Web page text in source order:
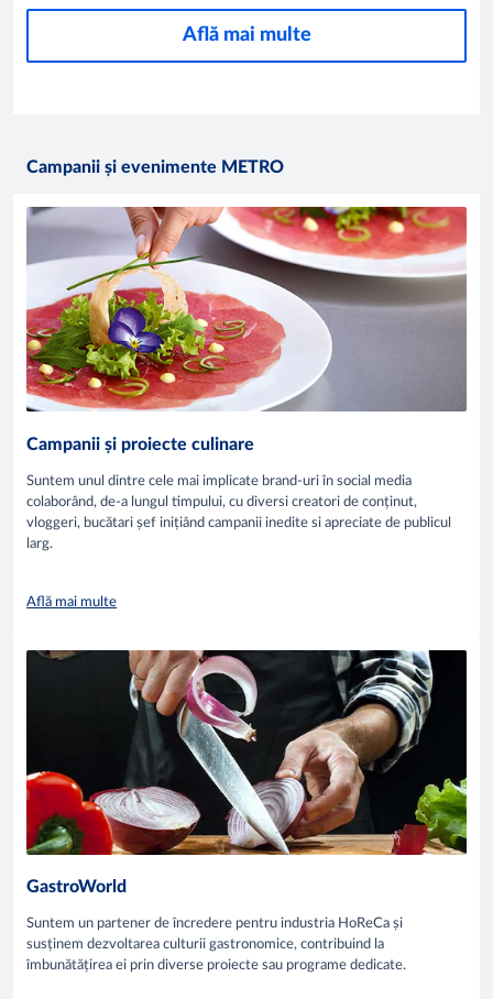
Află mai multe
Campanii și evenimente METRO
Campanii și proiecte culinare
Suntem unul dintre cele mai implicate brand-uri în social media
colaborând, de-a lungul timpului, cu diversi creatori de conținut,
vloggeri, bucătari șef inițiând campanii inedite si apreciate de publicul
larg.
Află mai multe
GastroWorld
Suntem un partener de încredere pentru industria HoReCa și
susținem dezvoltarea culturii gastronomice, contribuind la
îmbunătățirea ei prin diverse proiecte sau programe dedicate.